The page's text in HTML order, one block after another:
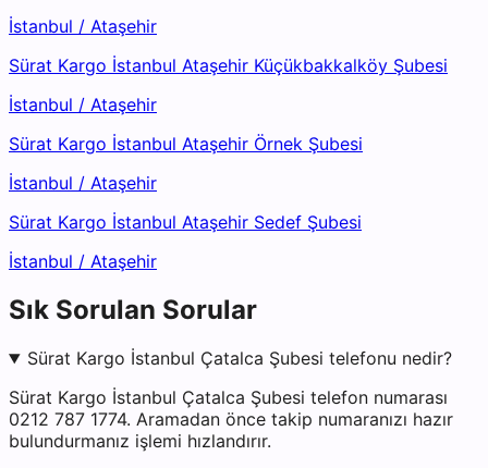
İstanbul / Ataşehir
Sürat Kargo İstanbul Ataşehir Küçükbakkalköy Şubesi
İstanbul / Ataşehir
Sürat Kargo İstanbul Ataşehir Örnek Şubesi
İstanbul / Ataşehir
Sürat Kargo İstanbul Ataşehir Sedef Şubesi
İstanbul / Ataşehir
Sık Sorulan Sorular
Sürat Kargo İstanbul Çatalca Şubesi telefonu nedir?
Sürat Kargo İstanbul Çatalca Şubesi telefon numarası
0212 787 1774. Aramadan önce takip numaranızı hazır
bulundurmanız işlemi hızlandırır.